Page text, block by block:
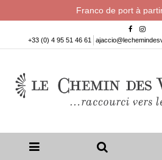
Franco de port à
+33 (0) 4 95 51 46 61